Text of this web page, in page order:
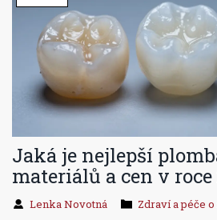
Jaká je nejlepší
materiálů a cen v roce
Lenka Novotná Zdraví a péče